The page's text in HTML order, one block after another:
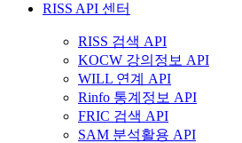
RISS API 센터
RISS 검색 API
KOCW 강의정보 API
WILL 연계 API
Rinfo 통계정보 API
FRIC 검색 API
SAM 분석활용 API